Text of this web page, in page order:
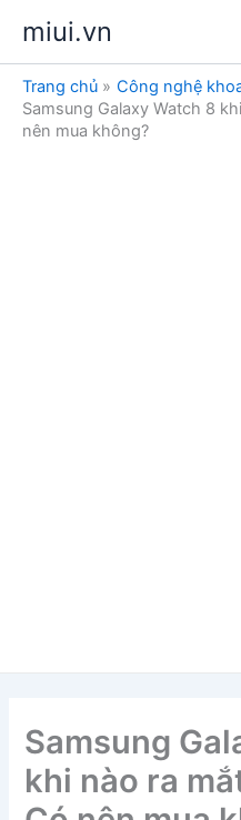
nội
dung
miui.vn
Trang chủ Công nghệ
Samsung Galaxy Watch 8
nên mua không?
Samsung
khi nào ra